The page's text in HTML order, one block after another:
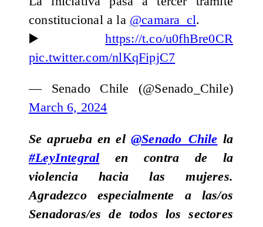
constitucional a la @camara_cl.
▶️https://t.co/u0fhBre0CR
pic.twitter.com/nlKqFipjC7
— Senado Chile (@Senado_Chile)
March 6, 2024
Se aprueba en el @Senado_Chile la
#LeyIntegral en contra de la
violencia hacia las mujeres.
Agradezco especialmente a las/os
Senadoras/es de todos los sectores